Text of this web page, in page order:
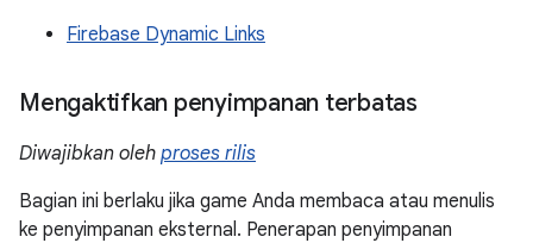
Firebase Dynamic Links
Mengaktifkan penyimpanan terbatas
Diwajibkan oleh proses rilis
Bagian ini berlaku jika game Anda membaca atau menulis
ke penyimpanan eksternal. Penerapan penyimpanan